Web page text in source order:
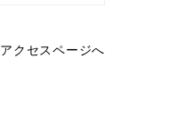
アクセスページへ